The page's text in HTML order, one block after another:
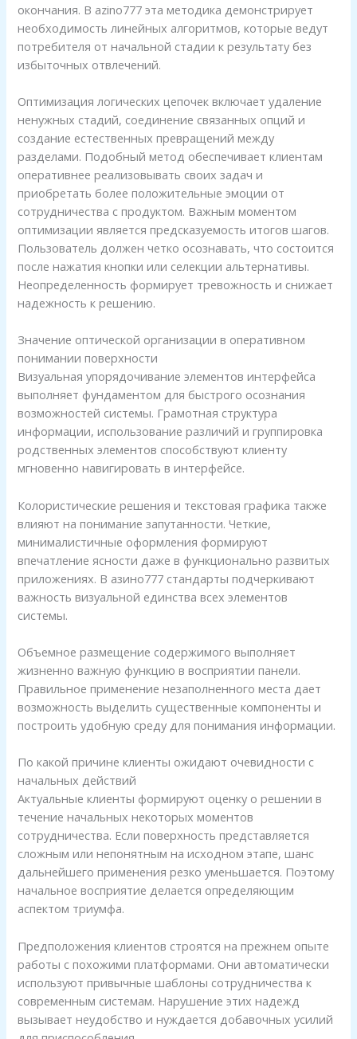
окончания. В azino777 эта методика демонстрирует
необходимость линейных алгоритмов, которые ведут
потребителя от начальной стадии к результату без
избыточных отвлечений.
Оптимизация логических цепочек включает удаление
ненужных стадий, соединение связанных опций и
создание естественных превращений между
разделами. Подобный метод обеспечивает клиентам
оперативнее реализовывать своих задач и
приобретать более положительные эмоции от
сотрудничества с продуктом. Важным моментом
оптимизации является предсказуемость итогов шагов.
Пользователь должен четко осознавать, что состоится
после нажатия кнопки или селекции альтернативы.
Неопределенность формирует тревожность и снижает
надежность к решению.
Значение оптической организации в оперативном
понимании поверхности
Визуальная упорядочивание элементов интерфейса
выполняет фундаментом для быстрого осознания
возможностей системы. Грамотная структура
информации, использование различий и группировка
родственных элементов способствуют клиенту
мгновенно навигировать в интерфейсе.
Колористические решения и текстовая графика также
влияют на понимание запутанности. Четкие,
минималистичные оформления формируют
впечатление ясности даже в функционально развитых
приложениях. В азино777 стандарты подчеркивают
важность визуальной единства всех элементов
системы.
Объемное размещение содержимого выполняет
жизненно важную функцию в восприятии панели.
Правильное применение незаполненного места дает
возможность выделить существенные компоненты и
построить удобную среду для понимания информации.
По какой причине клиенты ожидают очевидности с
начальных действий
Актуальные клиенты формируют оценку о решении в
течение начальных некоторых моментов
сотрудничества. Если поверхность представляется
сложным или непонятным на исходном этапе, шанс
дальнейшего применения резко уменьшается. Поэтому
начальное восприятие делается определяющим
аспектом триумфа.
Предположения клиентов строятся на прежнем опыте
работы с похожими платформами. Они автоматически
используют привычные шаблоны сотрудничества к
современным системам. Нарушение этих надежд
вызывает неудобство и нуждается добавочных усилий